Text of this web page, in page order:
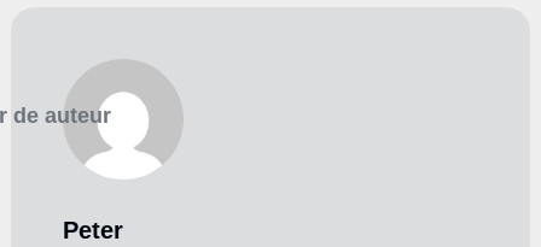
de auteur
Peter